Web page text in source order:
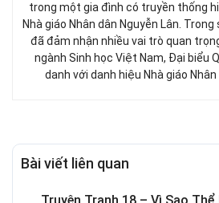
trong một gia đình có truyền thống
Nhà giáo Nhân dân Nguyễn Lân.
đã đảm nhận nhiều vai trò quan
ngành Sinh học Việt Nam, Đại biểu
danh với danh hiệu Nhà giáo Nhân
Bài viết liên quan